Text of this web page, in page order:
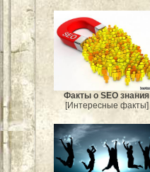
Факты о SEO знания
[Интересные факты]